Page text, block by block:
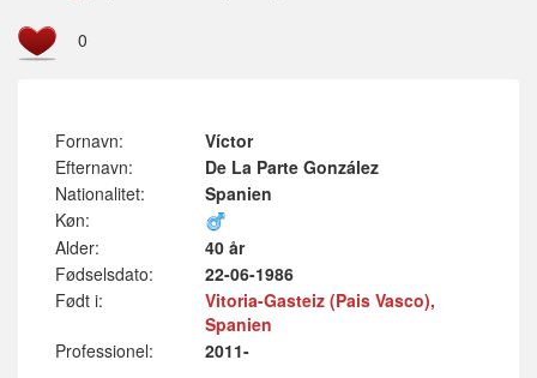
0
Fornavn:
Víctor
Efternavn:
De La Parte González
Nationalitet:
Spanien
Køn:
Alder:
40 år
Fødselsdato:
22-06-1986
Født i:
Vitoria-Gasteiz (Pais Vasco),
Spanien
Professionel:
2011-